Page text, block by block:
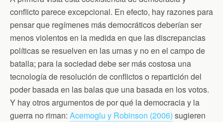
conflicto parece excepcional. En efecto, hay razones para
pensar que regímenes más democráticos deberían ser
menos violentos en la medida en que las discrepancias
políticas se resuelven en las urnas y no en el campo de
batalla; para la sociedad debe ser más costosa una
tecnología de resolución de conflictos o repartición del
poder basada en las balas que una basada en los votos.
Y hay otros argumentos de por qué la democracia y la
guerra no riman: Acemoglu y Robinson (2006) sugieren